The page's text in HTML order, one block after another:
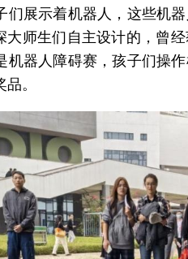
们展示着机器人，这些机
大师生们自主设计的，曾
机器人障碍赛，孩子们操
。